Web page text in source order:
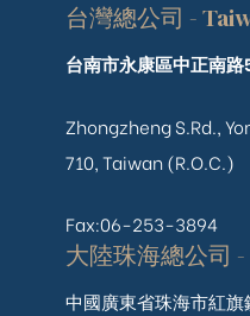
台灣總公司 -
台南市永康區中正南
Zhongzheng S.Rd.,
710, Taiwan (R.O.C.)
Fax:06-253-3894
大陸珠海總公司 -
中國廣東省珠海市紅